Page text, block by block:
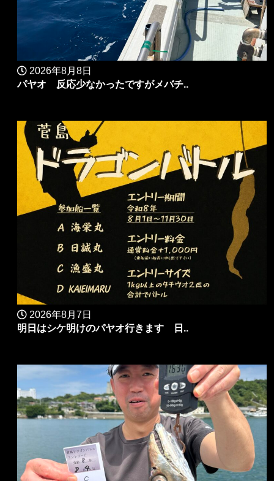
2026年8月8日
パヤオ 反応少なかったですがメバチ..
2026年8月7日
明日はシケ明けのパヤオ行きます 日..